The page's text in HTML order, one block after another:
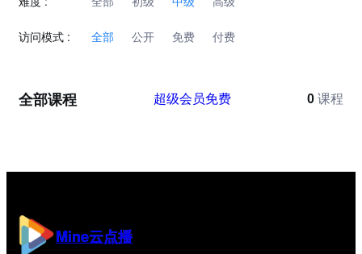
访问模式 : 全部 公开 免费 付费
全部课程 超级会员免费 0 课程
Mine云点播